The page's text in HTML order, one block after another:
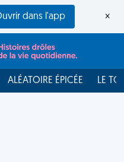
dans l'app ×
ALÉATOIRE ÉPICÉE LE